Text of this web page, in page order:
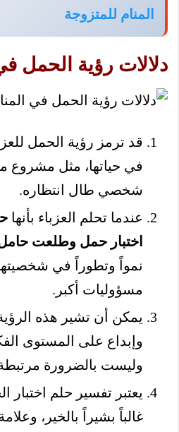
المنام للمتزوجة
دلالات رؤية الحمل
قد ترمز رؤية الحمل
في حياتها، مثل مشروع
شخصي طال انتظاره.
عندما تحلم العزباء بأنها
اختبار حمل وطلعت
نمواً وتطوراً في
مسؤوليات أكبر.
يمكن أن تشير هذه
وإبداع على المستوى
وليست بالضرورة
يعتبر تفسير حلم اختبار
غالباً بشيراً بالخير،